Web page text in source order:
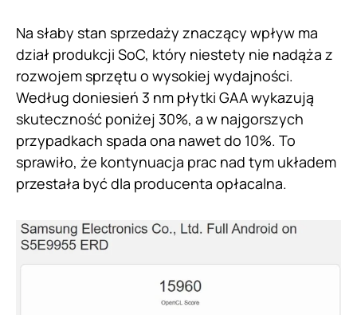
Na słaby stan sprzedaży znaczący wpływ ma
dział produkcji SoC, który niestety nie nadąża z
rozwojem sprzętu o wysokiej wydajności.
Według doniesień 3 nm płytki GAA wykazują
skuteczność poniżej 30%, a w najgorszych
przypadkach spada ona nawet do 10%. To
sprawiło, że kontynuacja prac nad tym układem
przestała być dla producenta opłacalna.